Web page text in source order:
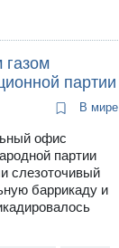
газом
партии
В мире
офис
партии
слезоточивый
баррикаду и